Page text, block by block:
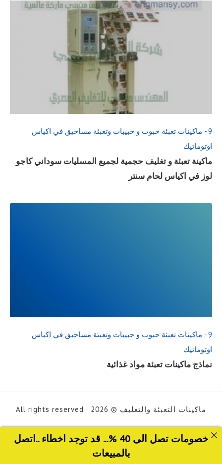
READ
FULL
POST
9 - ماكينات تعبئة حبوب و حبيبات وتعبئة مساحيق في اكياس
اوتوماتيك
ماكينة تعبئة و تغليف حجمية لجميع المسليات سوداني كاجو
لوز في اكياس لحام سنتر
9 - ماكينات تعبئة حبوب و حبيبات وتعبئة مساحيق في اكياس
اوتوماتيك
نماذج ماكينات تعبئة مواد غذائية
ماكينات التعبئة والتغليف © 2026 · All rights reserved
خصومات تصل الى 40 %... قد توجد اخطاء ..اتصل
بالمبيعات